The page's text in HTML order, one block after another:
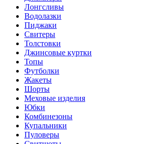
Лонгсливы
Водолазки
Пиджаки
Свитеры
Толстовки
Джинсовые куртки
Топы
Футболки
Жакеты
Шорты
Меховые изделия
Юбки
Комбинезоны
Купальники
Пуловеры